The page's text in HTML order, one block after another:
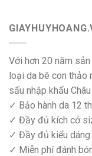
Với hơn 20 năm
loại da bê con thảo
sấu nhập khẩu
✓ Bảo hành da 12
✓ Đầy đủ kích cở
✓ Đầy đủ kiểu dáng
✓ Miễn phí đánh